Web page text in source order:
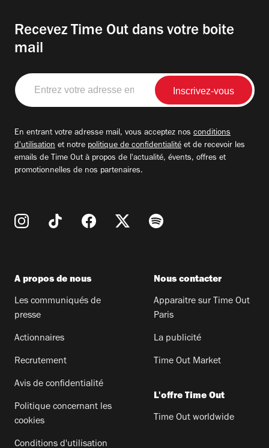
Recevez Time Out dans votre boite
mail
Entrez
votre
adresse
En entrant votre adresse mail, vous acceptez nos conditions
d'utilisation et notre politique de confidentialité et de recevoir les
emails de Time Out à propos de l'actualité, évents, offres et
promotionnelles de nos partenaires.
A propos de nous
Les communiqués de
presse
Actionnaires
Recrutement
Avis de confidentialité
Politique concernant les
cookies
Conditions d'utilisation
Nous contacter
Apparaitre sur Time Out
Paris
La publicité
Time Out Market
L'offre Time Out
Time Out worldwide